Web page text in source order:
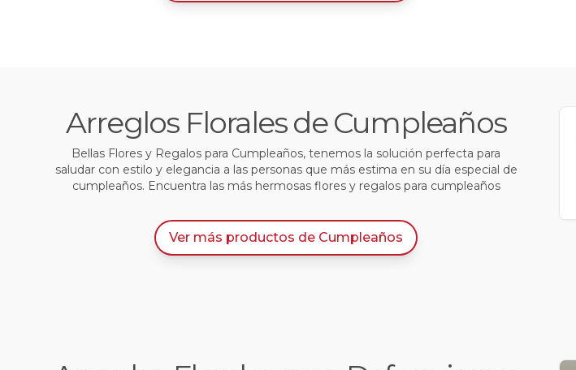
Arreglos Florales de Cumpleaños
Bellas Flores y Regalos para Cumpleaños, tenemos la solución perfecta para
saludar con estilo y elegancia a las personas que más estima en su día especial de
cumpleaños. Encuentra las más hermosas flores y regalos para cumpleaños
Ver más productos de Cumpleaños